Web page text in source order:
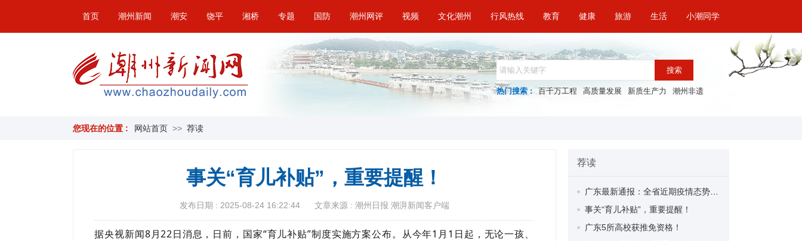
首页 潮州新闻 潮安 饶平 湘桥 专题 国防 潮州网评 视频 文化潮州 行风热线 教育 健康 旅游 生活 小潮同学
搜索
热门搜索 : 百千万工程 高质量发展 新质生产力 潮州非遗
您现在的位置 : 网站首页 >> 荐读
事关“育儿补贴”，重要提醒！
发布日期 : 2025-08-24 16:22:44 文章来源 : 潮州日报 潮湃新闻客户端
据央视新闻8月22日消息，日前，国家“育儿补贴”制度实施方案公布。从今年1月1日起，无论一孩、
荐读
事关“育儿补贴”，重要提醒！
广东5所高校获推免资格！